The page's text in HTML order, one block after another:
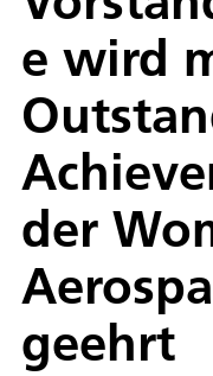
e wird
der
geehrt